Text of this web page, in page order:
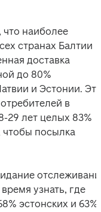
что наиболее
странах Балтии
доставка
до 80%
и Эстонии.
в
29 лет целых 83%
посылка
узнать, где
эстонских и 63%